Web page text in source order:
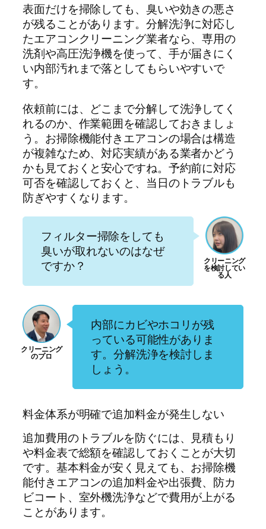
表面だけを掃除しても、臭いや効きの悪さ
が残ることがあります。分解洗浄に対応し
たエアコンクリーニング業者なら、専用の
洗剤や高圧洗浄機を使って、手が届きにく
い内部汚れまで落としてもらいやすいで
す。
依頼前には、どこまで分解して洗浄してく
れるのか、作業範囲を確認しておきましょ
う。お掃除機能付きエアコンの場合は構造
が複雑なため、対応実績がある業者かどう
かも見ておくと安心ですね。予約前に対応
可否を確認しておくと、当日のトラブルも
防ぎやすくなります。
フィルター掃除をしても
臭いが取れないのはなぜ
ですか？
内部にカビやホコリが残
っている可能性がありま
す。分解洗浄を検討しま
しょう。
料金体系が明確で追加料金が発生しない
追加費用のトラブルを防ぐには、見積もり
や料金表で総額を確認しておくことが大切
です。基本料金が安く見えても、お掃除機
能付きエアコンの追加料金や出張費、防カ
ビコート、室外機洗浄などで費用が上がる
ことがあります。